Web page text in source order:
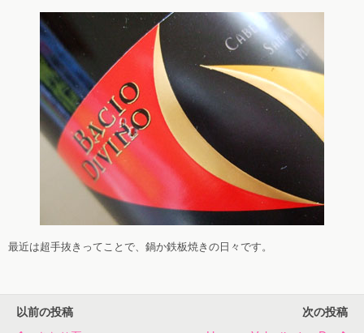
最近は超手抜きってことで、鍋か鉄板焼きの日々です。
以前の投稿 次の投稿